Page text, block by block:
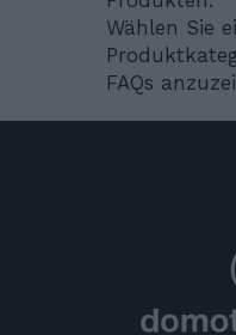
Wählen Sie
FAQs